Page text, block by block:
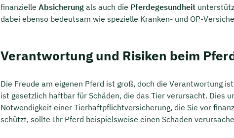
finanzielle Absicherung als auch die Pferdegesundheit
dabei ebenso bedeutsam wie spezielle Kranken- und OP-
Verantwortung und Risiken beim
Die Freude am eigenen Pferd ist groß, doch die Verantwortung
ist gesetzlich haftbar für Schäden, die das Tier verursacht. Dies
Notwendigkeit einer Tierhaftpflichtversicherung, die Sie vor
schützt, sollte Ihr Pferd beispielsweise einen Schaden